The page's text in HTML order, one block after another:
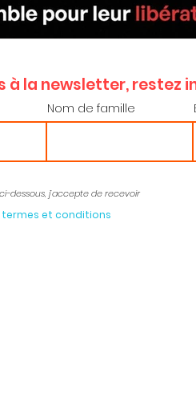
à la newsletter, restez
Nom de famille
termes et conditions
dessous, j’accepte de recevoir